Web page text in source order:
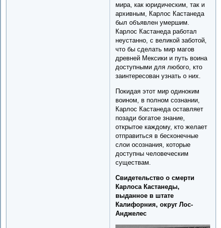
мира, как юридическим, так и
архивным, Карлос Кастанеда
был объявлен умершим.
Карлос Кастанеда работал
неустанно, с великой заботой,
что бы сделать мир магов
древней Мексики и путь воина
доступными для любого, кто
заинтересован узнать о них.
Покидая этот мир одиноким
воином, в полном сознании,
Карлос Кастанеда оставляет
позади богатое знание,
открытое каждому, кто желает
отправиться в бесконечные
слои осознания, которые
доступны человеческим
существам.
Свидетельство о смерти
Карлоса Кастанеды,
выданное в штате
Калифорния, округ Лос-
Анджелес